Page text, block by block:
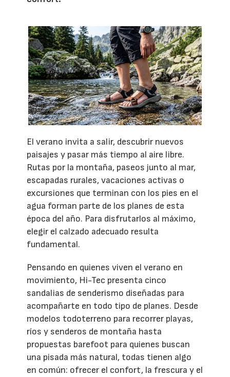
El verano invita a salir, descubrir nuevos
paisajes y pasar más tiempo al aire libre.
Rutas por la montaña, paseos junto al mar,
escapadas rurales, vacaciones activas o
excursiones que terminan con los pies en el
agua forman parte de los planes de esta
época del año. Para disfrutarlos al máximo,
elegir el calzado adecuado resulta
fundamental.
Pensando en quienes viven el verano en
movimiento, Hi-Tec presenta cinco
sandalias de senderismo diseñadas para
acompañarte en todo tipo de planes. Desde
modelos todoterreno para recorrer playas,
ríos y senderos de montaña hasta
propuestas barefoot para quienes buscan
una pisada más natural, todas tienen algo
en común: ofrecer el confort, la frescura y el